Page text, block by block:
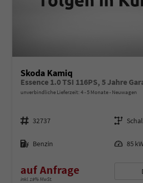
Skoda Kamiq
unverbindliche Lieferzeit: 4 - 5 Monate Neuwagen
Fahrzeugnr.
32737
Getriebe
Kraftstoff
Benzin 85
auf Anfrage
inkl. 19% MwSt.